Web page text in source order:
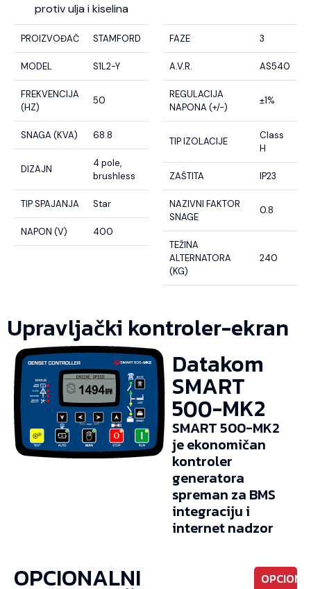
protiv ulja i kiselina
PROIZVOĐAČ STAMFORD
MODEL S1L2-Y
FREKVENCIJA
(HZ)
50
SNAGA (KVA) 68.8
DIZAJN
4 pole,
brushless
TIP SPAJANJA Star
NAPON (V) 400
FAZE 3
A.V.R. AS540
REGULACIJA
NAPONA (+/-)
±1%
TIP IZOLACIJE
Class
H
ZAŠTITA IP23
NAZIVNI FAKTOR
SNAGE
0.8
TEŽINA
ALTERNATORA
(KG)
240
Upravljački kontroler-ekran
Datakom
SMART
500-MK2
SMART 500-MK2
je ekonomičan
kontroler
generatora
spreman za BMS
integraciju i
internet nadzor
OPCIONALNI OPCIONO